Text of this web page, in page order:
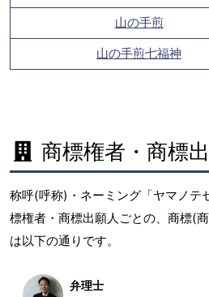
山の手煎
山の手煎七福神
商標権者・商標
称呼(呼称)・ネーミング「ヤマノテ
標権者・商標出願人ごとの、商標(
は以下の通りです。
弁理士